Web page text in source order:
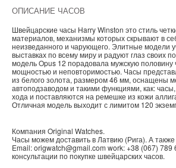
ОПИСАНИЕ ЧАСОВ
Швейцарские часы Harry Winston это стиль
материалов, механизмы которых скрывают в
неизведанного и чарующего. Элитные модели
выставках по всему миру и радуют глаз своих
модель Opus 12 порадовала мужскую половину
мощностью и неповторимостью. Часы
из белого золота, размером 46 мм, оснащены
автоподзаводом и такими функциями, как:
хода и поставляются на ремешке из кожи
Отличная модель выходит с лимитом 120
Компания Original Watches.
Часы можем доставить в Латвию (Рига). А также
Email:origwatch@gmail.com work:+38 (067) 789
консультации по покупке швейцарских часов.